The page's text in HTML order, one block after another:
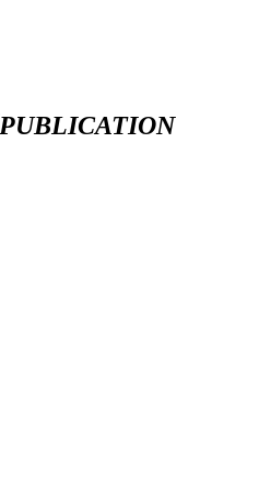
PUBLICATION